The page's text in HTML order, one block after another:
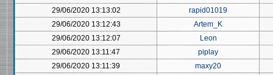
29/06/2020 13:13:02
rapid01019
29/06/2020 13:12:43
Artem_K
29/06/2020 13:12:07
Leon
29/06/2020 13:11:47
piplay
29/06/2020 13:11:39
maxy20